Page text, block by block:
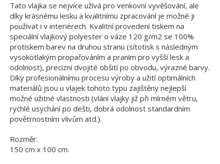
Tato vlajka se nejvíce užívá pro venkovní vyvěšování, ale
díky krásnému lesku a kvalitnímu zpracování je možné ji
používat i v interiérech. Kvalitní provedení tiskem na
speciální vlajkový polyester o váze 120 g/m2 se 100%
protiskem barev na druhou stranu (sítotisk s následným
vysokotlakým propařováním a praním pro vyšší lesk a
odolnost), precizní dvojité obšití po obvodu, výrazné barvy.
Díky profesionálnímu procesu výroby a užití optimálních
materiálů jsou u vlajek tohoto typu zajištěny nejlepší
možné užitné vlastnosti (vlání vlajky již při mírném větru,
rychlé usychání po dešti, dobrá odolnost standardním
povětrnostním vlivům atd.).
Rozměr:
150 cm x 100 cm.